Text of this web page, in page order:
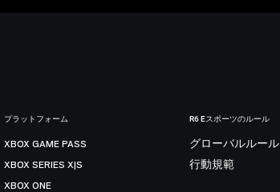
プラットフォーム
XBOX GAME PASS
XBOX SERIES X|S
XBOX ONE
R6 Eスポーツのルール
グローバルルール
行動規範